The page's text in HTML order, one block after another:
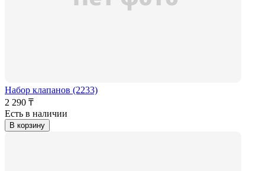
Набор клапанов (2233)
2 290 ₸
Есть в наличии
В корзину